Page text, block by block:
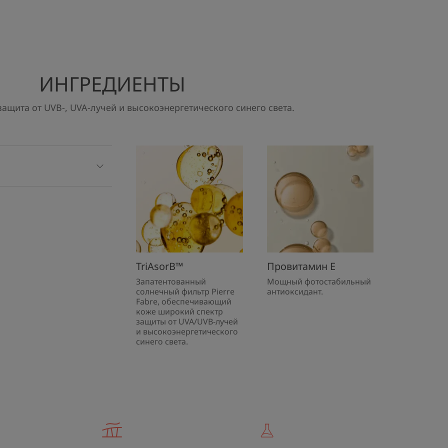
Лёгкая текстура впитывается всего за 3 секунды*, оставляя сухое и
невидимое покрытие. Средство на 100% фотостабильно**,
устойчиво к воде и обладает высокой кожной переносимостью,
подтверждённой дерматологами и педиатрами. Без отдушек —
Формула соответствует самым строгим стандартам, а тщательно
подобранные ингредиенты бережно относятся к морской
ВОЗДЕЙСТВИЕ НА ОКРУЖАЮЩУЮ СРЕДУ
*Сенсорный профиль после однократного нанесения, 15 участников.
**In vitro тест на реконструированном эпидермисе, подвергшемся воздействию синего света. Оценка
уровня окислительного повреждения ДНК.
ИНГРЕДИЕНТЫ
от UVB-, UVA-лучей и высокоэнергетического синего света.
TriAsorB™
Запатентованный
солнечный фильтр Pierre
Fabre, обеспечивающий
коже широкий спектр
защиты от UVA/UVB-лучей
и высокоэнергетического
синего света.
Провитамин Е
Мощный фотостабильный
антиоксидант.